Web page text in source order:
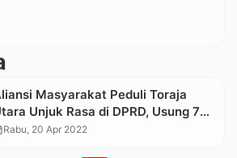
Masyarakat Peduli Toraja
Unjuk Rasa di DPRD, Usung 7
Rabu, 20 Apr 2022